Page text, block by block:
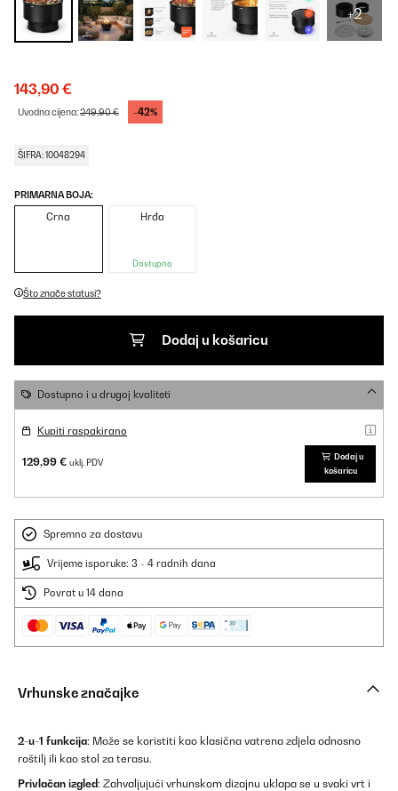
+2
143,90 €
Uvodna cijena:249,90 € -42%
ŠIFRA: 10048294
PRIMARNA BOJA:
Crna Hrđa
Dostupno
Što znače statusi?
Dodaj u košaricu
Dostupno i u drugoj kvaliteti
Kupiti raspakirano
129,99 € uklj. PDV
Dodaj u
košaricu
Spremno za dostavu
Vrijeme isporuke: 3 - 4 radnih dana
Povrat u 14 dana
Vrhunske značajke
2-u-1 funkcija: Može se koristiti kao klasična vatrena zdjela odnosno
roštilj ili kao stol za terasu.
Privlačan izgled: Zahvaljujući vrhunskom dizajnu uklapa se u svaki vrt i